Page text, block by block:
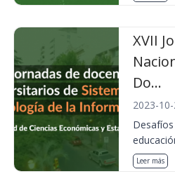
XVII
Do...
2023-
Leer más